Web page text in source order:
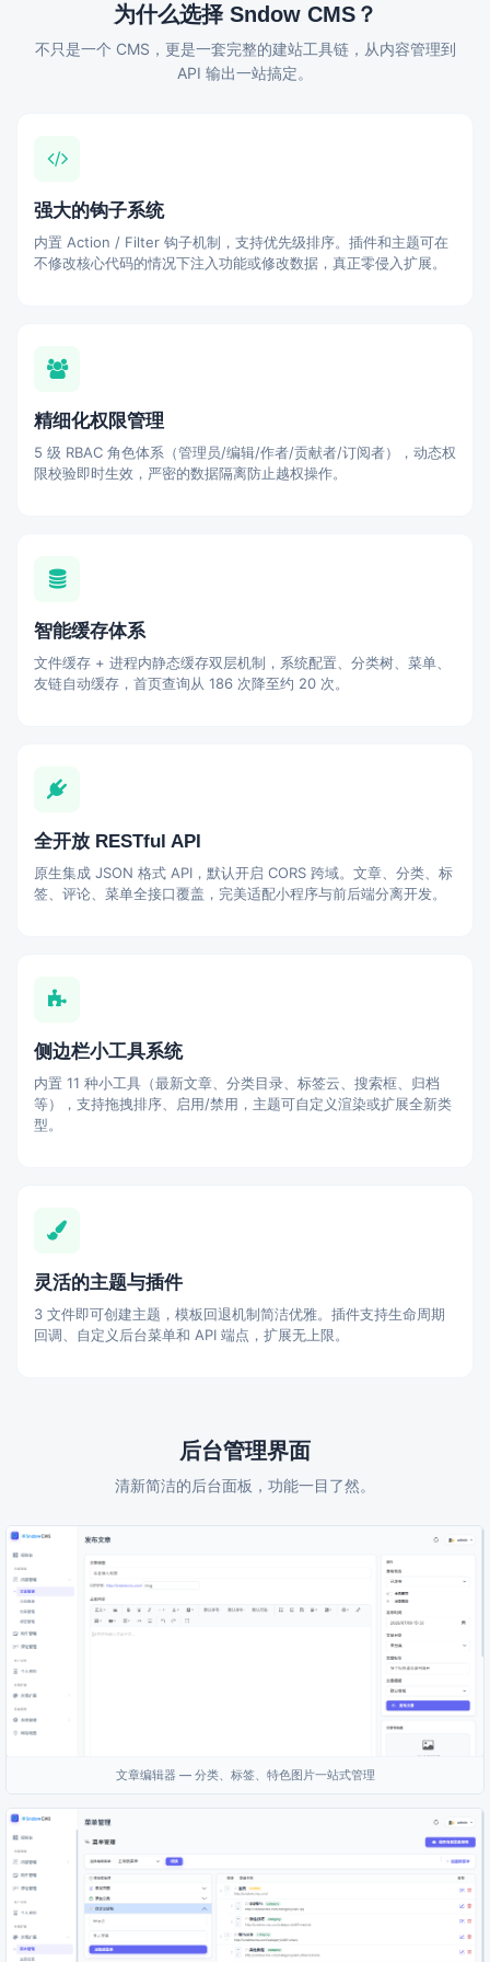
为什么选择 Sndow CMS？
不只是一个 CMS，更是一套完整的建站工具链，从内容管理到
API 输出一站搞定。
强大的钩子系统
内置 Action / Filter 钩子机制，支持优先级排序。插件和主题可在
不修改核心代码的情况下注入功能或修改数据，真正零侵入扩展。
精细化权限管理
5 级 RBAC 角色体系（管理员/编辑/作者/贡献者/订阅者），动态权
限校验即时生效，严密的数据隔离防止越权操作。
智能缓存体系
文件缓存 + 进程内静态缓存双层机制，系统配置、分类树、菜单、
友链自动缓存，首页查询从 186 次降至约 20 次。
全开放 RESTful API
原生集成 JSON 格式 API，默认开启 CORS 跨域。文章、分类、标
签、评论、菜单全接口覆盖，完美适配小程序与前后端分离开发。
侧边栏小工具系统
内置 11 种小工具（最新文章、分类目录、标签云、搜索框、归档
等），支持拖拽排序、启用/禁用，主题可自定义渲染或扩展全新类
型。
灵活的主题与插件
3 文件即可创建主题，模板回退机制简洁优雅。插件支持生命周期
回调、自定义后台菜单和 API 端点，扩展无上限。
后台管理界面
清新简洁的后台面板，功能一目了然。
文章编辑器 — 分类、标签、特色图片一站式管理